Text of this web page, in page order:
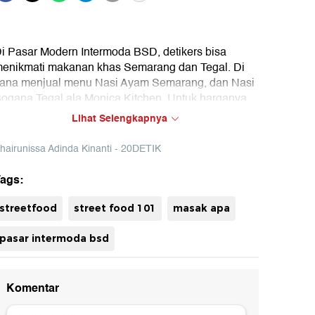
Pasar Modern Intermoda BSD, detikers bisa
makanan khas Semarang dan Tegal. Di
menjual menu Nasi Ayam Semarang, dan Nasi
Tegal ala Monica Kitchen. Untuk harganya
pun tergolong terjangkau. Tonton selengkapnya
Lihat Selengkapnya
Adinda Kinanti - 20DETIK
streetfood street food 101 masak apa
pasar intermoda bsd